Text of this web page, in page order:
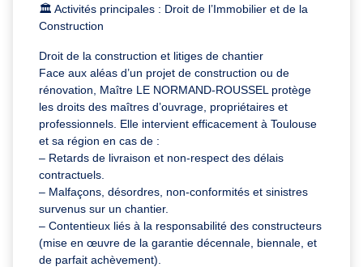
🏛️ Activités principales : Droit de l’Immobilier et de la
Construction
Droit de la construction et litiges de chantier
Face aux aléas d’un projet de construction ou de
rénovation, Maître LE NORMAND-ROUSSEL protège
les droits des maîtres d’ouvrage, propriétaires et
professionnels. Elle intervient efficacement à Toulouse
et sa région en cas de :
– Retards de livraison et non-respect des délais
contractuels.
– Malfaçons, désordres, non-conformités et sinistres
survenus sur un chantier.
– Contentieux liés à la responsabilité des constructeurs
(mise en œuvre de la garantie décennale, biennale, et
de parfait achèvement).